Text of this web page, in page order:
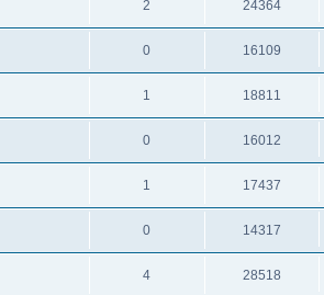
2 24364
0 16109
1 18811
0 16012
1 17437
0 14317
4 28518